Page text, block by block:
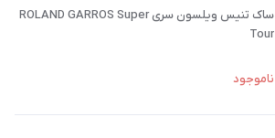
ساک تنیس ویلسون سری ROLAND GARROS Super
Tour
ناموجود